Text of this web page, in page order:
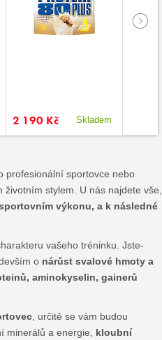
2 190 Kč Skladem
profesionální sportovce nebo
stylem. U nás najdete vše,
výkonu, a k následné
vašeho tréninku. Jste-
o nárůst svalové hmoty a
aminokyselin, gainerů
, určitě se vám budou
minerálů a energie, kloubní